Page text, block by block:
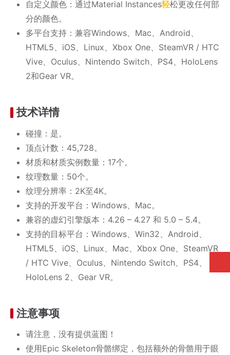
自定义颜色：通过Material Instances轻松更改任何部
分的颜色。
多平台支持：兼容Windows、Mac、Android、
HTML5、iOS、Linux、Xbox One、SteamVR / HTC
Vive、Oculus、Nintendo Switch、PS4、HoloLens
2和Gear VR。
技术详情
碰撞：是。
顶点计数：45,728。
材质和材质实例数量：17个。
纹理数量：50个。
纹理分辨率：2K至4K。
支持的开发平台：Windows、Mac。
兼容的虚幻引擎版本：4.26 – 4.27 和 5.0 – 5.4。
支持的目标平台：Windows、Win32、Android、
HTML5、iOS、Linux、Mac、Xbox One、SteamVR
/ HTC Vive、Oculus、Nintendo Switch、PS4、
HoloLens 2、Gear VR。
注意事项
请注意，没有提供蓝图！
使用Epic Skeleton骨骼绑定，包括额外的骨骼用于眼